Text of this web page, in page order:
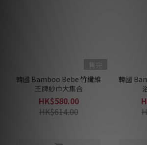
售完
韓國 Bamboo Bebe 竹纖維
王牌紗巾大集合
HK$580.00
HK$614.00
韓國